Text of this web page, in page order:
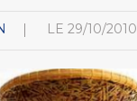
LE 29/10/2010